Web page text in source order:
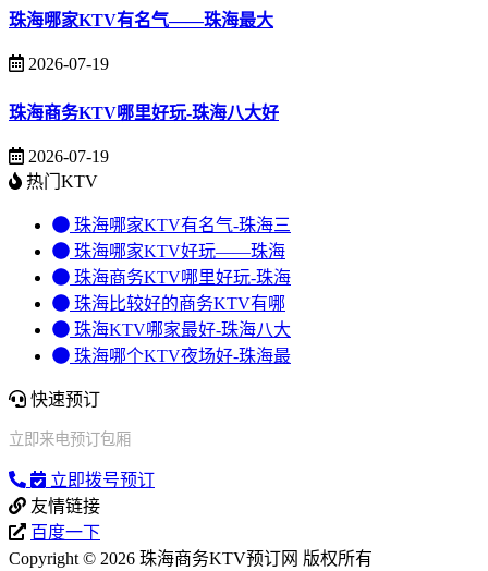
珠海哪家KTV有名气——珠海最大
2026-07-19
珠海商务KTV哪里好玩-珠海八大好
2026-07-19
热门KTV
珠海哪家KTV有名气-珠海三
珠海哪家KTV好玩——珠海
珠海商务KTV哪里好玩-珠海
珠海比较好的商务KTV有哪
珠海KTV哪家最好-珠海八大
珠海哪个KTV夜场好-珠海最
快速预订
立即来电预订包厢
立即拨号预订
友情链接
百度一下
Copyright © 2026 珠海商务KTV预订网 版权所有